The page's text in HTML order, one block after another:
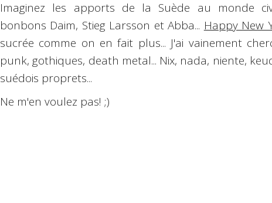
Imaginez les apports de la Suède au monde
bonbons Daim, Stieg Larsson et Abba... Happy New
sucrée comme on en fait plus... J'ai vainement
punk, gothiques, death metal... Nix, nada, niente,
suédois proprets...
Ne m'en voulez pas! ;)